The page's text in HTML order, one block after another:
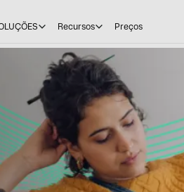
Recursos Preços